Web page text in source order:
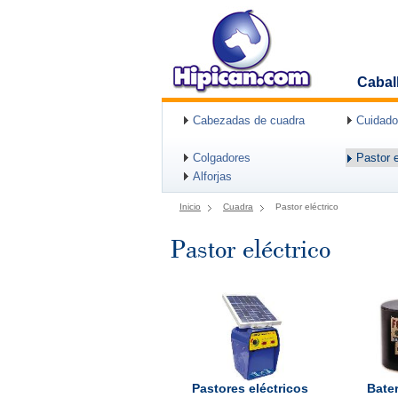
Cabezadas de cuadra
Colgadores
Pastor
Alforjas
Inicio Cuadra Pastor eléctrico
Pastor eléctrico
Pastores eléctricos